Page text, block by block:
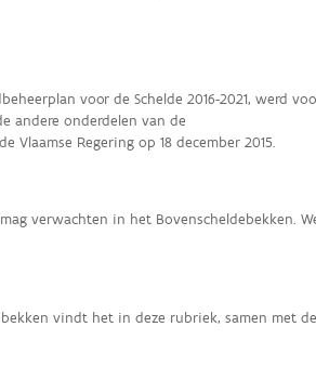
voor de Schelde 2016-2021, werd
andere onderdelen van de
Vlaamse Regering op 18 december 2015.
verwachten in het Bovenscheldebekken.
vindt het in deze rubriek, samen met de